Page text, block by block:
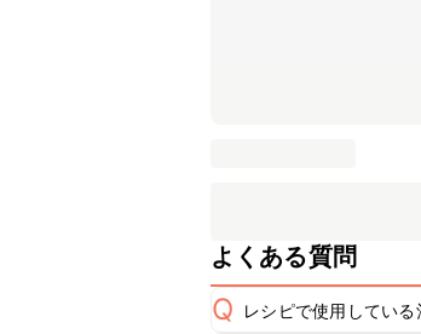
よくある質問
Q レシピで使用してい